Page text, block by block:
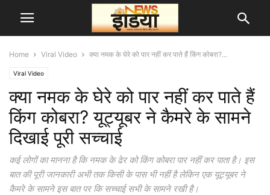
Home Viral Video क्या नमक के घेरे को पार नहीं कर पाते हैं किंग कोबरा?...
Viral Video
क्या नमक के घेरे को पार नहीं कर पाते हैं
किंग कोबरा? यूट्यूबर ने कैमरे के सामने
दिखाई पूरी सच्चाई
कई लोगों का मानना है कि नमक के ढेर को किंग कोबरा पार नहीं कर पाता है। इस
बात की पूरी जानकारी अभी तक किसी के पास भी नहीं है लेकिन एक यूट्यूबर ने
कैमरे के सामने इस बात पर कि सच्चाई सभी के सामने रखी है।